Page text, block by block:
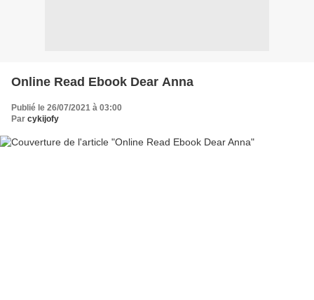
Online Read Ebook Dear Anna
Publié le 26/07/2021 à 03:00
Par cykijofy